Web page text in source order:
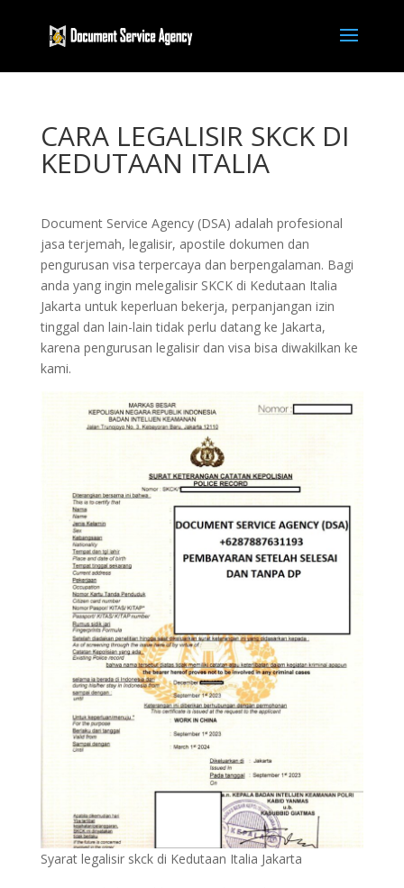
CARA LEGALISIR SKCK DI
KEDUTAAN ITALIA
Document Service Agency (DSA) adalah profesional
jasa terjemah, legalisir, apostile dokumen dan
pengurusan visa terpercaya dan berpengalaman. Bagi
anda yang ingin melegalisir SKCK di Kedutaan Italia
Jakarta untuk keperluan bekerja, perpanjangan izin
tinggal dan lain-lain tidak perlu datang ke Jakarta,
karena pengurusan legalisir dan visa bisa diwakilkan ke
kami.
Syarat legalisir skck di Kedutaan Italia Jakarta